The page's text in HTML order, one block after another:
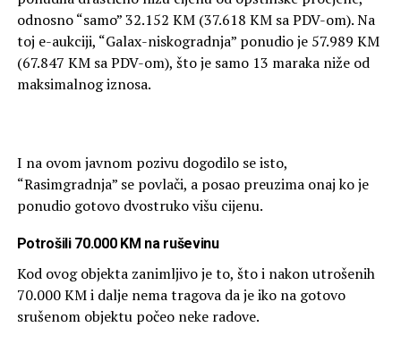
odnosno “samo” 32.152 KM (37.618 KM sa PDV-om). Na
toj e-aukciji, “Galax-niskogradnja” ponudio je 57.989 KM
(67.847 KM sa PDV-om), što je samo 13 maraka niže od
maksimalnog iznosa.
I na ovom javnom pozivu dogodilo se isto,
“Rasimgradnja” se povlači, a posao preuzima onaj ko je
ponudio gotovo dvostruko višu cijenu.
Potrošili 70.000 KM na ruševinu
Kod ovog objekta zanimljivo je to, što i nakon utrošenih
70.000 KM i dalje nema tragova da je iko na gotovo
srušenom objektu počeo neke radove.